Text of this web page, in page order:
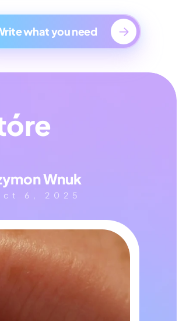
what you need
Wnuk
6, 2025